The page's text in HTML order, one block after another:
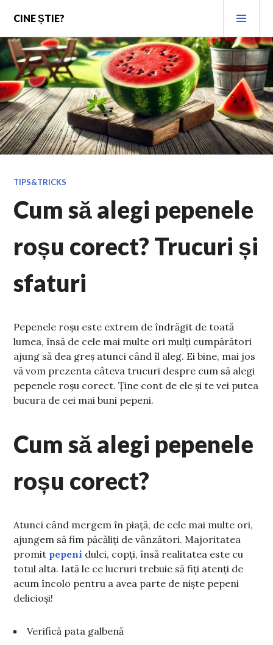
content
CINE ȘTIE?
TIPS&TRICKS
Cum să alegi pepenele
roșu corect? Trucuri și
sfaturi
Pepenele roșu este extrem de îndrăgit de toată
lumea, însă de cele mai multe ori mulți cumpărători
ajung să dea greș atunci când îl aleg. Ei bine, mai jos
vă vom prezenta câteva trucuri despre cum să alegi
pepenele roșu corect. Ține cont de ele și te vei putea
bucura de cei mai buni pepeni.
Cum să alegi pepenele
roșu corect?
Atunci când mergem în piață, de cele mai multe ori,
ajungem să fim păcăliți de vânzători. Majoritatea
promit pepeni dulci, copți, însă realitatea este cu
totul alta. Iată le ce lucruri trebuie să fiți atenți de
acum încolo pentru a avea parte de niște pepeni
delicioși!
Verifică pata galbenă